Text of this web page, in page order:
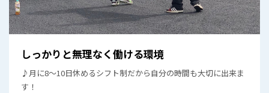
しっかりと無理なく働ける環境
♪月に8～10日休めるシフト制だから自分の時間も大切に出来ま
す！